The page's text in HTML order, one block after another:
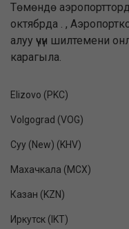
Төмөндө
октябрда . ,
алуу үчүн шилтемени
карагыла.
Elizovo (PKC)
Volgograd (VOG)
Суу (New) (KHV)
Махачкала (MCX)
Казан (KZN)
Иркутск (IKT)